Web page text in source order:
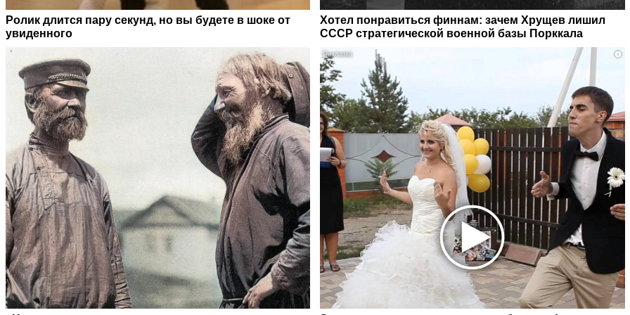
Ролик длится пару секунд, но вы будете в шоке от
увиденного
Хотел понравиться финнам: зачем Хрущев лишил
СССР стратегической военной базы Порккала
i